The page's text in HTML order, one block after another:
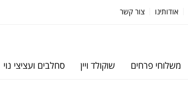
אודותינו צור קשר
משלוחי פרחים שוקולד ויין סחלבים ועציצי נוי